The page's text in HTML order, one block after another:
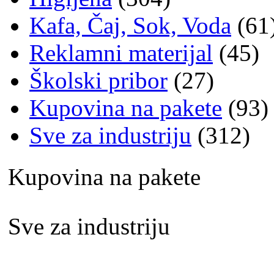
Kafa, Čaj, Sok, Voda
Reklamni materijal (45)
Školski pribor (27)
Kupovina na pakete (93)
Sve za industriju (312)
Kupovina na pakete
Sve za industriju